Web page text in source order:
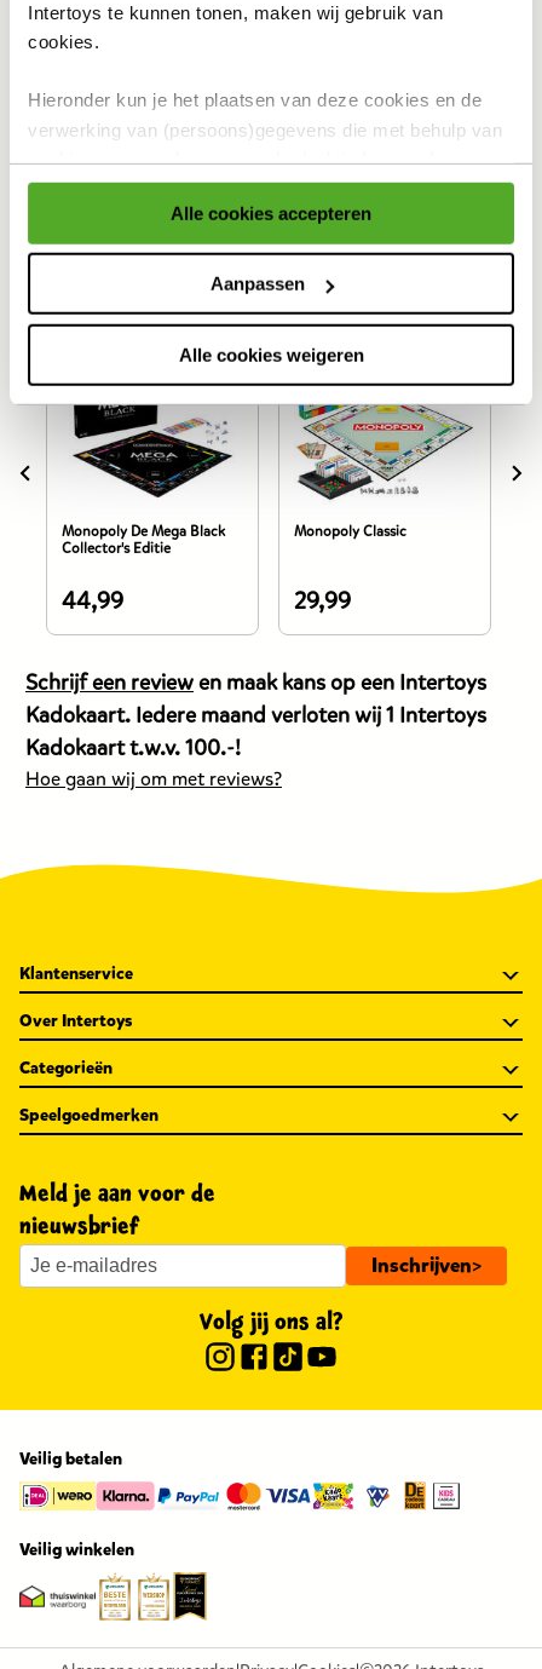
Intertoys te kunnen tonen, maken wij gebruik van
cookies.
Hieronder kun je het plaatsen van deze cookies en de
verwerking van (persoons)gegevens die met behulp van
cookies voor eerder genoemde doeleinden worden
verzameld accepteren of aanpassen.
Voor meer informatie over cookies verwijzen wij naar onze
Alle cookies accepteren
Aanpassen
Alle cookies weigeren
Gratis thuisbezorgd
Gratis retour en 30 dagen bedenktijd
Productomschrijving
Specificaties
Anderen bekeken ook
Monopoly De Mega Black
Collector's Editie
De
prijs
van
dit
product
is
44,99
44,99
Monopoly Classic
De
prijs
van
dit
product
29,99
Schrijf een reviewen maak kans op een Intertoys
Kadokaart. Iedere maand verloten wij 1 Intertoys
Kadokaart t.w.v. 100.-!
Hoe gaan wij om met reviews?
Klantenservice
Over Intertoys
Categorieën
Speelgoedmerken
Meld je aan voor de
nieuwsbrief
Inschrijven>
Volg jij ons al?
Veilig betalen
Veilig winkelen